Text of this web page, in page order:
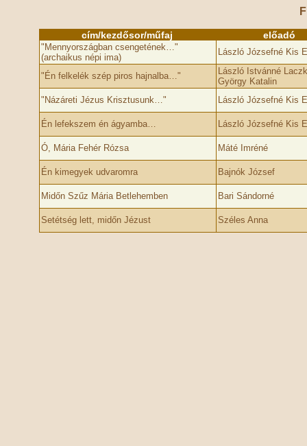
cím/kezdősor/műfaj előadó
"Mennyországban csengetének…"
(archaikus népi ima)
László Józsefné Kis
"Én felkelék szép piros hajnalba…"
László Istvánné
György Katalin
"Názáreti Jézus Krisztusunk…"
László Józsefné Kis
Én lefekszem én ágyamba… László Józsefné Kis
Ó, Mária Fehér Rózsa Máté Imréné
Én kimegyek udvaromra Bajnók József
Midőn Szűz Mária Betlehemben Bari Sándorné
Setétség lett, midőn Jézust Széles Anna